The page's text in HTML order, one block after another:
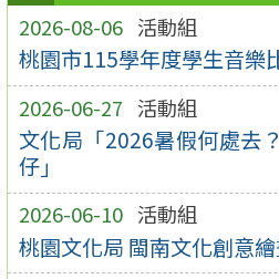
2026-08-06 活動組
桃園市115學年度學生音樂
2026-06-27 活動組
文化局「2026暑假何處去
仔」
2026-06-10 活動組
桃園文化局 閩南文化創意